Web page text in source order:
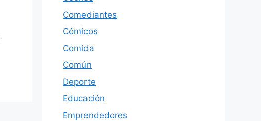
Comediantes
Cómicos
Comida
Común
Deporte
Educación
Emprendedores